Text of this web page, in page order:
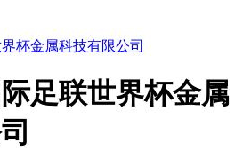
足联世界杯金属